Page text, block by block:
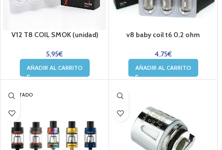
V12 T8 COIL SMOK (unidad)
5,95€
AÑADIR AL CARRITO
v8 baby coil t6 0,2 ohm
4,75€
AÑADIR AL CARRITO
AGOTADO